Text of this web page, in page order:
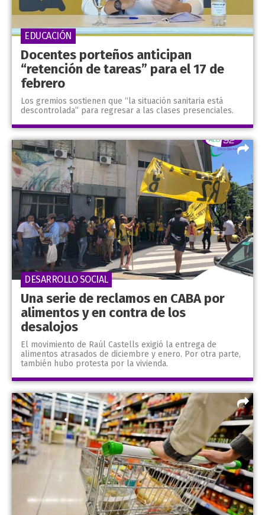
Docentes porteños anticipan
“retención de tareas” para el 17 de
febrero
Los gremios sostienen que “la situación sanitaria está
descontrolada” para regresar a las clases presenciales.
EDUCACIÓN
Una serie de reclamos en CABA por
alimentos y en contra de los
desalojos
El movimiento de Raúl Castells exigió la entrega de
alimentos atrasados de diciembre y enero. Por otra parte,
también hubo protesta por la vivienda.
DESARROLLO SOCIAL